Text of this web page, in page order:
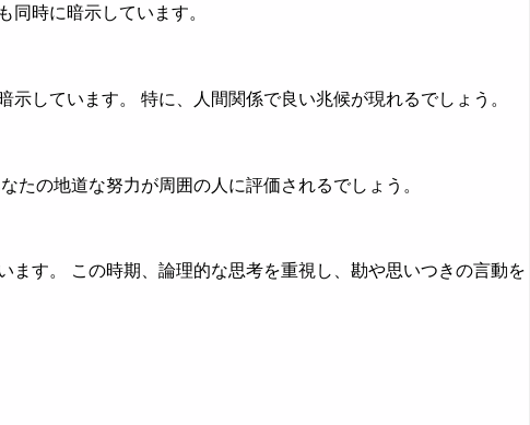
同時に暗示しています。
しています。 特に、人間関係で良い兆候が現れるでしょう。
の地道な努力が周囲の人に評価されるでしょう。
す。 この時期、論理的な思考を重視し、勘や思いつきの言動を